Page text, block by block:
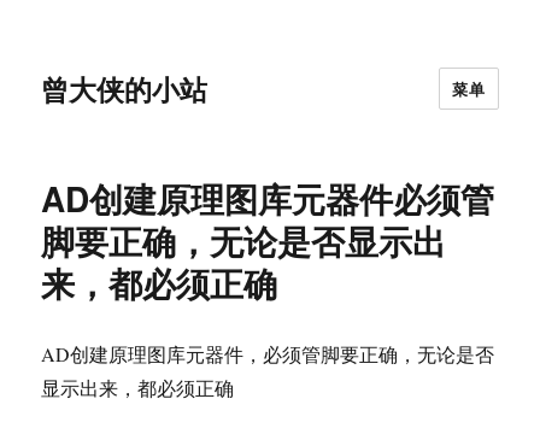
曾大侠的小站 菜单
AD创建原理图库元器件必须管
脚要正确，无论是否显示出
来，都必须正确
AD创建原理图库元器件，必须管脚要正确，无论是否
显示出来，都必须正确